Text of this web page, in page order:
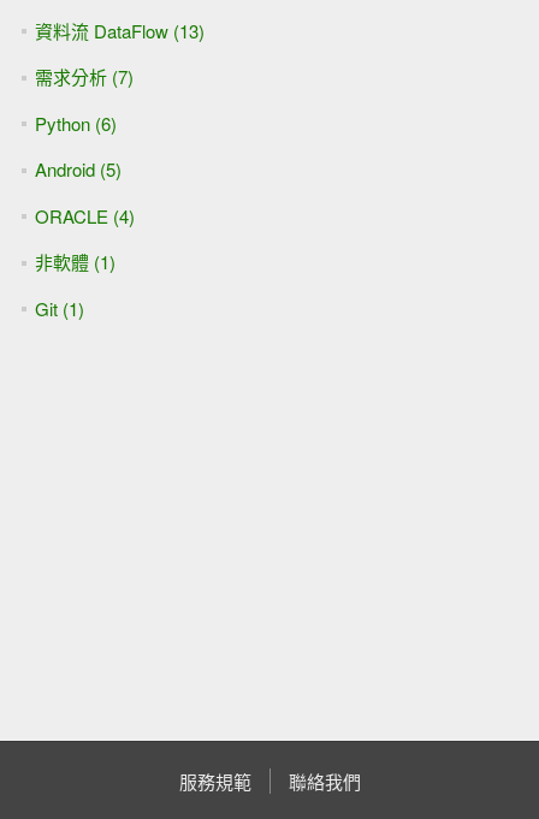
資料流 DataFlow (13)
需求分析 (7)
Python (6)
Android (5)
ORACLE (4)
非軟體 (1)
Git (1)
服務規範 聯絡我們